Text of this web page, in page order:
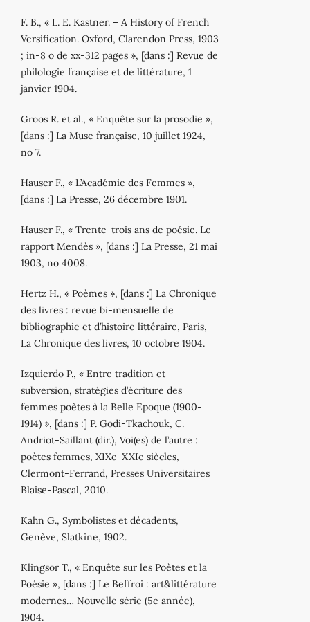
F. B., « L. E. Kastner. – A History of French
Versification. Oxford, Clarendon Press, 1903
; in‐8 o de xx‐312 pages », [dans :] Revue de
philologie française et de littérature, 1
janvier 1904.
Groos R. et al., « Enquête sur la prosodie »,
[dans :] La Muse française, 10 juillet 1924,
no 7.
Hauser F., « L’Académie des Femmes »,
[dans :] La Presse, 26 décembre 1901.
Hauser F., « Trente‐trois ans de poésie. Le
rapport Mendès », [dans :] La Presse, 21 mai
1903, no 4008.
Hertz H., « Poèmes », [dans :] La Chronique
des livres : revue bi‐mensuelle de
bibliographie et d’histoire littéraire, Paris,
La Chronique des livres, 10 octobre 1904.
Izquierdo P., « Entre tradition et
subversion, stratégies d’écriture des
femmes poètes à la Belle Epoque (1900‐
1914) », [dans :] P. Godi‐Tkachouk, C.
Andriot‐Saillant (dir.), Voi(es) de l’autre :
poètes femmes, XIXe‐XXIe siècles,
Clermont‐Ferrand, Presses Universitaires
Blaise‐Pascal, 2010.
Kahn G., Symbolistes et décadents,
Genève, Slatkine, 1902.
Klingsor T., « Enquête sur les Poètes et la
Poésie », [dans :] Le Beffroi : art&littérature
modernes… Nouvelle série (5e année),
1904.